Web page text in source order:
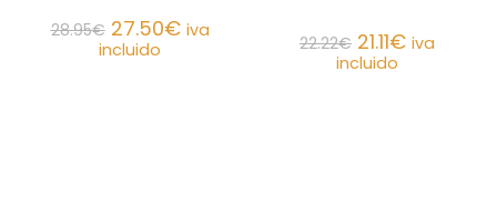
28.95€ 27.50€ iva
incluido
22.22€ 21.11€ iva
incluido